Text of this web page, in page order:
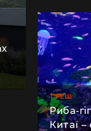
ТРЕШ
Риба-
Китаї –